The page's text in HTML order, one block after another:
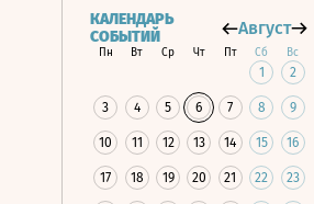
КАЛЕНДАРЬ
СОБЫТИЙ
Август
Пн Вт Ср Чт Пт Сб Вс
1 2
3 4 5 6 7 8 9
10 11 12 13 14 15 16
17 18 19 20 21 22 23